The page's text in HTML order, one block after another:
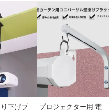
下げブ
プロジェクター用 電